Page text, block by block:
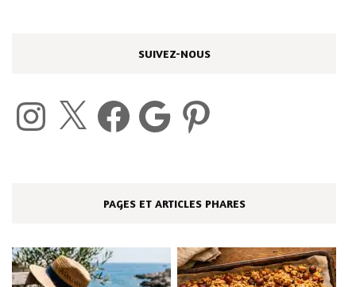
SUIVEZ-NOUS
Instagram Facebook Google Pinterest
PAGES ET ARTICLES PHARES